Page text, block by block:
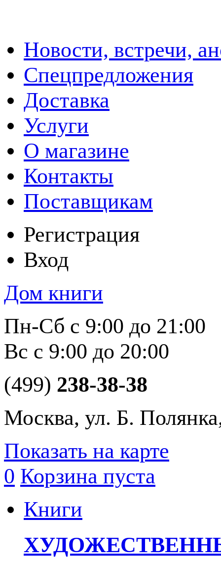
Новости, встречи,
Спецпредложения
Доставка
Услуги
О магазине
Контакты
Поставщикам
Регистрация
Вход
Дом книги
Пн-Сб с 9:00 до 21:00
Вс с 9:00 до 20:00
(499) 238-38-38
Москва, ул. Б.
Показать на карте
0 Корзина пуста
Книги